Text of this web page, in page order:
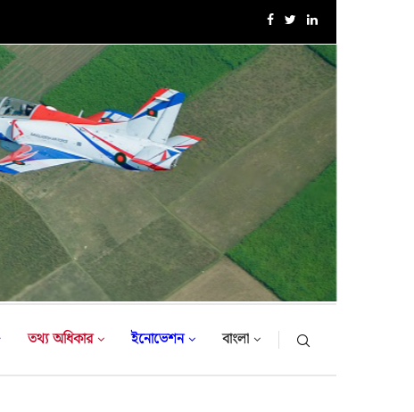
এক্সারসাইজ টাইগার লাইটনিং-২০২৬ এর উদ্বোধনী অনুষ্ঠান
তথ্য অধিকার ইনোভেশন বাংলা